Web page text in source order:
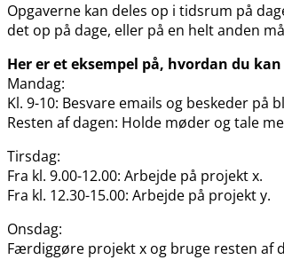
Opgaverne kan deles op i tidsrum på
det op på dage, eller på en helt anden
Her er et eksempel på, hvordan du
Mandag:
Kl. 9-10: Besvare emails og beskeder på
Resten af dagen: Holde møder og tale
Tirsdag:
Fra kl. 9.00-12.00: Arbejde på projekt x.
Fra kl. 12.30-15.00: Arbejde på projekt y.
Onsdag:
Færdiggøre projekt x og bruge resten af